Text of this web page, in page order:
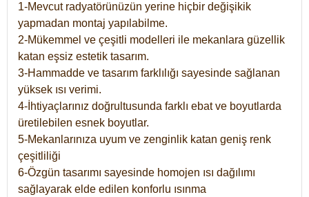
1-Mevcut radyatörünüzün yerine hiçbir değişikik
yapmadan montaj yapılabilme.
2-Mükemmel ve çeşitli modelleri ile mekanlara güzellik
katan eşsiz estetik tasarım.
3-Hammadde ve tasarım farklılığı sayesinde sağlanan
yüksek ısı verimi.
4-İhtiyaçlarınız doğrultusunda farklı ebat ve boyutlarda
üretilebilen esnek boyutlar.
5-Mekanlarınıza uyum ve zenginlik katan geniş renk
çeşitliliği
6-Özgün tasarımı sayesinde homojen ısı dağılımı
sağlayarak elde edilen konforlu ısınma